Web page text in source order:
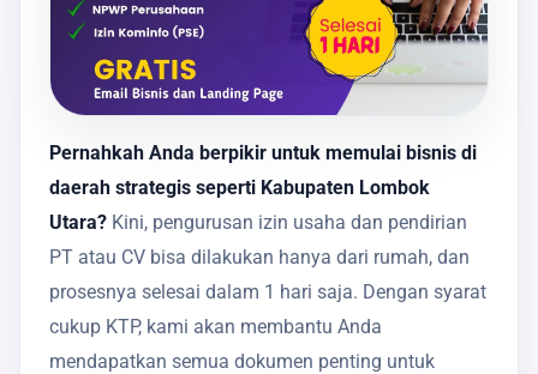
Pernahkah Anda berpikir untuk memulai bisnis di
daerah strategis seperti Kabupaten Lombok
Utara? Kini, pengurusan izin usaha dan pendirian
PT atau CV bisa dilakukan hanya dari rumah, dan
prosesnya selesai dalam 1 hari saja. Dengan syarat
cukup KTP, kami akan membantu Anda
mendapatkan semua dokumen penting untuk